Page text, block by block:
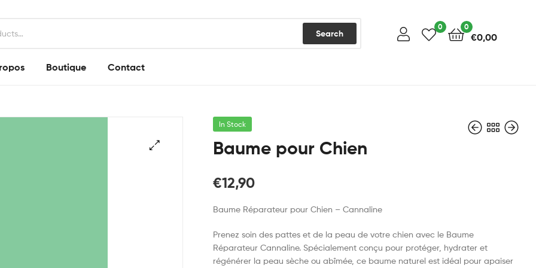
Search
0 0
€0,00
Boutique Contact
In Stock
Baume pour Chien
€12,90
Baume Réparateur pour Chien – Cannaline
Prenez soin des pattes et de la peau de votre chien avec le Baume
Réparateur Cannaline. Spécialement conçu pour protéger, hydrater et
régénérer la peau sèche ou abîmée, ce baume naturel est idéal pour apaiser